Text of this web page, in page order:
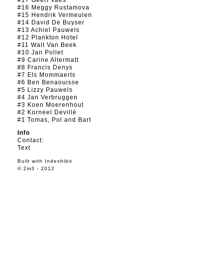
#16 Meggy Rustamova
#15 Hendrik Vermeulen
#14 David De Buyser
#13 Achiel Pauwels
#12 Plankton Hotel
#11 Walt Van Beek
#10 Jan Pollet
#9 Carine Altermatt
#8 Francis Denys
#7 Els Mommaerts
#6 Ben Benaouisse
#5 Lizzy Pauwels
#4 Jan Verbruggen
#3 Koen Moerenhout
#2 Korneel Devillé
#1 Tomas, Pol and Bart
Info
Contact:
Text
Built with Indexhibit
© 2m3 - 2012